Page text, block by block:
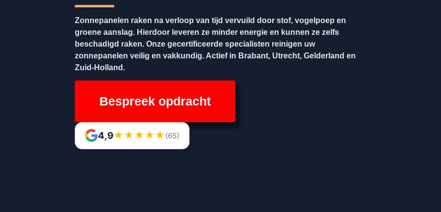
Zonnepanelen raken na verloop van tijd vervuild door stof, vogelpoep en
groene aanslag. Hierdoor leveren ze minder energie en kunnen ze zelfs
beschadigd raken. Onze gecertificeerde specialisten reinigen uw
zonnepanelen veilig en vakkundig. Actief in Brabant, Utrecht, Gelderland en
Zuid-Holland.
Bespreek opdracht
4,9★ ★ ★ ★ ★ (65)